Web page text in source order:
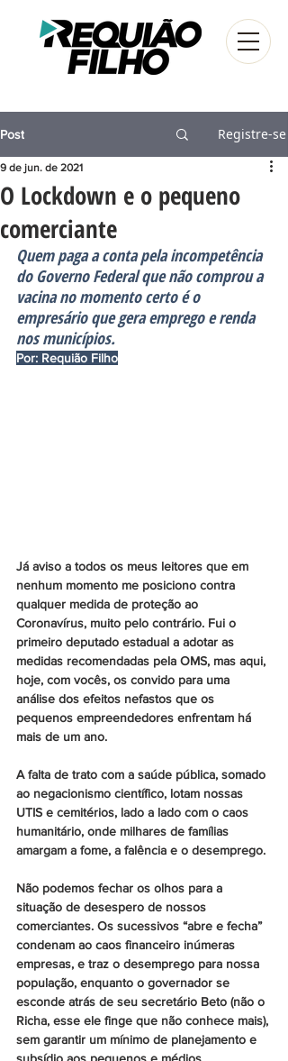
Post Registre-se
O Lockdown e o pequeno
comerciante
9 de jun. de 2021
Quem paga a conta pela incompetência
do Governo Federal que não comprou a
vacina no momento certo é o
empresário que gera emprego e renda
nos municípios.
Por: Requião Filho
Já aviso a todos os meus leitores que em
nenhum momento me posiciono contra
qualquer medida de proteção ao
Coronavírus, muito pelo contrário. Fui o
primeiro deputado estadual a adotar as
medidas recomendadas pela OMS, mas aqui,
hoje, com vocês, os convido para uma
análise dos efeitos nefastos que os
pequenos empreendedores enfrentam há
mais de um ano.
A falta de trato com a saúde pública, somado
ao negacionismo científico, lotam nossas
UTIS e cemitérios, lado a lado com o caos
humanitário, onde milhares de famílias
amargam a fome, a falência e o desemprego.
Não podemos fechar os olhos para a
situação de desespero de nossos
comerciantes. Os sucessivos “abre e fecha”
condenam ao caos financeiro inúmeras
empresas, e traz o desemprego para nossa
população, enquanto o governador se
esconde atrás de seu secretário Beto (não o
Richa, esse ele finge que não conhece mais),
sem garantir um mínimo de planejamento e